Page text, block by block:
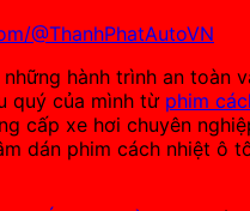
@ThanhPhatAutoVN
hành trình an toàn
quý của mình từ phim
cấp xe hơi chuyên
dán phim cách nhiệt ô